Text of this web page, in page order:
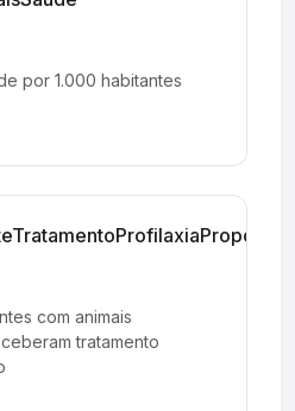
por 1.000 habitantes
com animais
tratamento